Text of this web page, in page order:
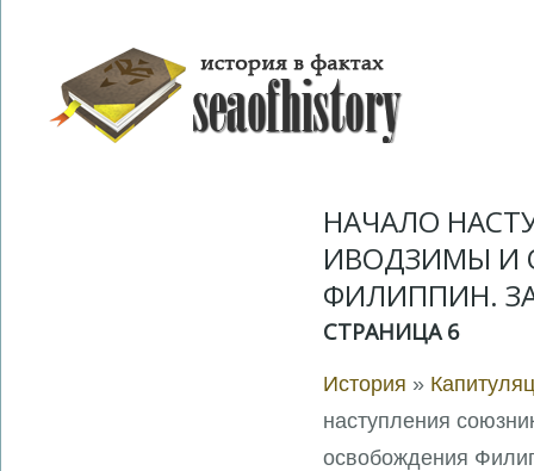
НАЧАЛО
ИВОДЗИМЫ И
ФИЛИППИН.
СТРАНИЦА 6
История »
наступления
освобождения